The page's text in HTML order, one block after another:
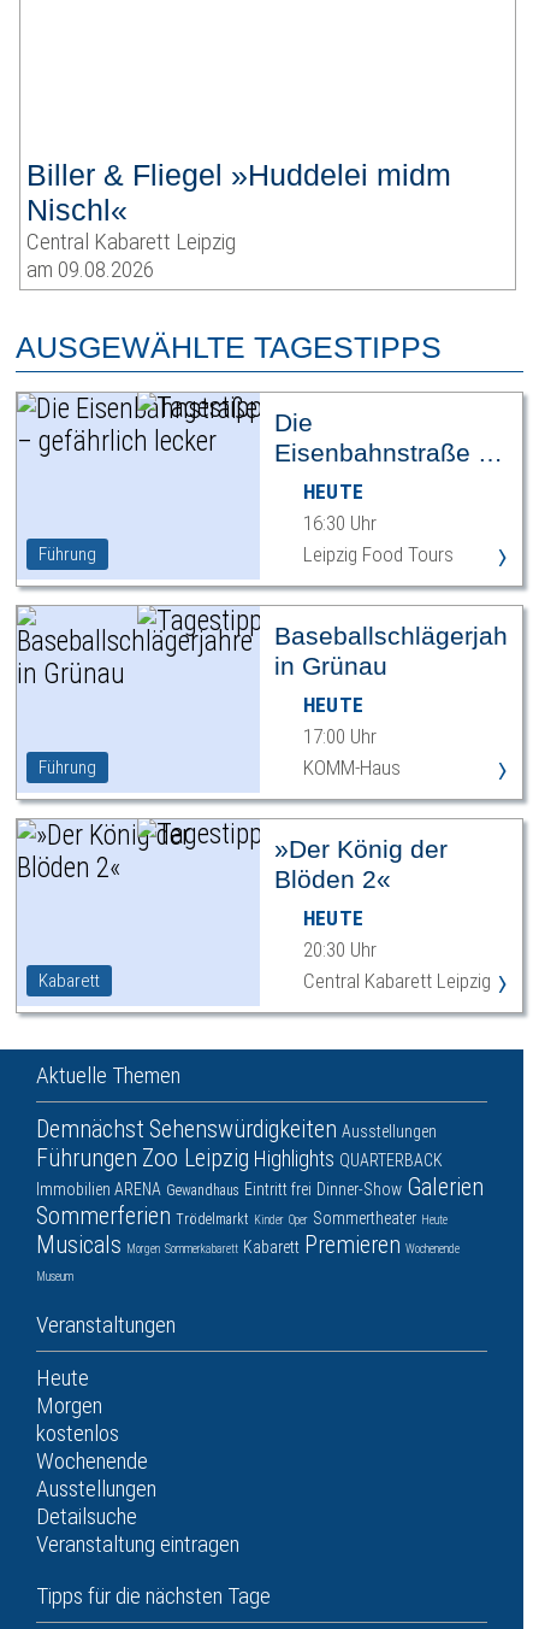
Biller & Fliegel »Huddelei midm
Nischl«
Central Kabarett Leipzig
am 09.08.2026
AUSGEWÄHLTE TAGESTIPPS
Führung
Die
Eisenbahnstraße –
gefährlich lecker
HEUTE
16:30 Uhr
Leipzig Food Tours
›
Führung
Baseballschlägerjahre
in Grünau
HEUTE
17:00 Uhr
KOMM-Haus
›
Kabarett
»Der König der
Blöden 2«
HEUTE
20:30 Uhr
Central Kabarett Leipzig ›
Aktuelle Themen
Demnächst Sehenswürdigkeiten Ausstellungen
Führungen Zoo Leipzig Highlights QUARTERBACK
Immobilien ARENA Gewandhaus Eintritt frei Dinner-Show Galerien
Sommerferien Trödelmarkt Kinder Oper Sommertheater Heute
Musicals Morgen Sommerkabarett Kabarett Premieren Wochenende
Museum
Veranstaltungen
Heute
Morgen
kostenlos
Wochenende
Ausstellungen
Detailsuche
Veranstaltung eintragen
Tipps für die nächsten Tage